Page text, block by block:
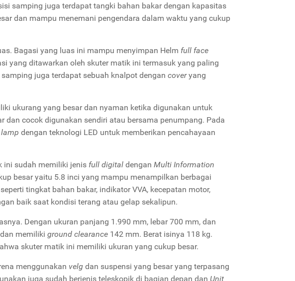
samping juga terdapat tangki bahan bakar dengan kapasitas
dan mampu menemani pengendara dalam waktu yang cukup
Bagasi yang luas ini mampu menyimpan Helm full face
yang ditawarkan oleh skuter matik ini termasuk yang paling
juga terdapat sebuah knalpot dengan coveryang
ukurang yang besar dan nyaman ketika digunakan untuk
dan cocok digunakan sendiri atau bersama penumpang. Pada
dengan teknologi LED untuk memberikan pencahayaan
ini sudah memiliki jenis full digital dengan Multi Information
besar yaitu 5.8 inci yang mampu menampilkan berbagai
tingkat bahan bakar, indikator VVA, kecepatan motor,
baik saat kondisi terang atau gelap sekalipun.
Dengan ukuran panjang 1.990 mm, lebar 700 mm, dan
memiliki ground clearance 142 mm. Berat isinya 118 kg.
skuter matik ini memiliki ukuran yang cukup besar.
menggunakan velg dan suspensi yang besar yang terpasang
juga sudah berjenis teleskopik di bagian depan dan Unit